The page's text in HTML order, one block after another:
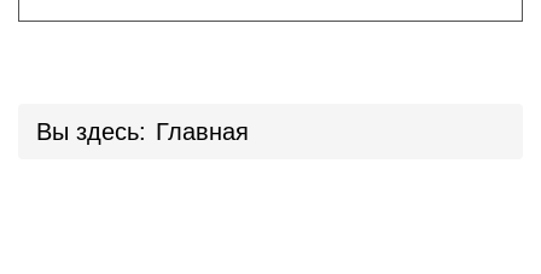
Вы здесь: Главная